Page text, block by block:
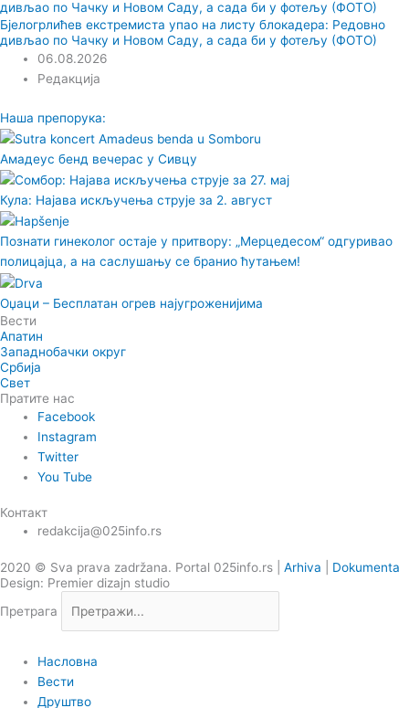
Бјелогрлићев екстремиста упао на листу блокадера: Редовно
дивљао по Чачку и Новом Саду, а сада би у фотељу (ФОТО)
06.08.2026
Редакција
Наша препорука:
Амадеус бенд вечерас у Сивцу
Кула: Најава искључења струје за 2. август
Познати гинеколог остаје у притвору: „Мерцедесом“ одгуривао
полицајца, а на саслушању се бранио ћутањем!
Оџаци – Бесплатан огрев најугроженијима
Вести
Апатин
Западнобачки округ
Србија
Свет
Пратите нас
Facebook
Instagram
Twitter
You Tube
Контакт
redakcija@025info.rs
2020 © Sva prava zadržana. Portal 025info.rs | Arhiva
Dokumenta
Design: Premier dizajn studio
Претрага
Насловна
Вести
Друштво